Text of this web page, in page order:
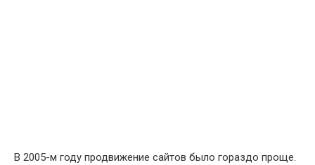
В 2005-м году продвижение сайтов было гораздо проще.